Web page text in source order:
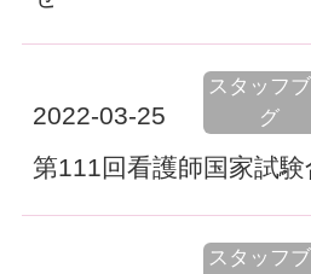
2022-03-25
スタッフ
グ
第111回看護師国家試験
スタッフ